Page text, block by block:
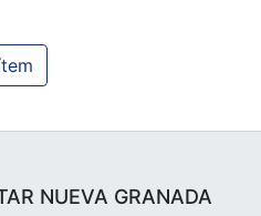
NUEVA GRANADA